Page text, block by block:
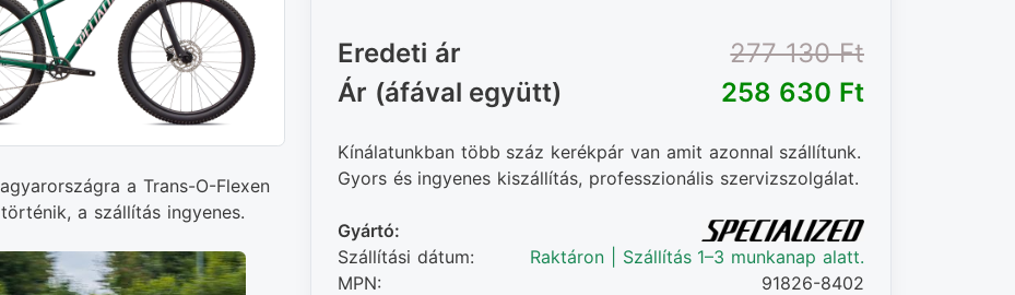
a Trans-O-Flexen
a szállítás ingyenes.
Eredeti ár
277 130 Ft‎
Ár (áfával együtt)
258 630 Ft‎
Kínálatunkban több száz kerékpár van amit azonnal szállítunk.
Gyors és ingyenes kiszállítás, professzionális szervizszolgálat.
Gyártó:
Szállítási dátum:
Raktáron | Szállítás 1–3 munkanap alatt.
MPN:
91826-8402